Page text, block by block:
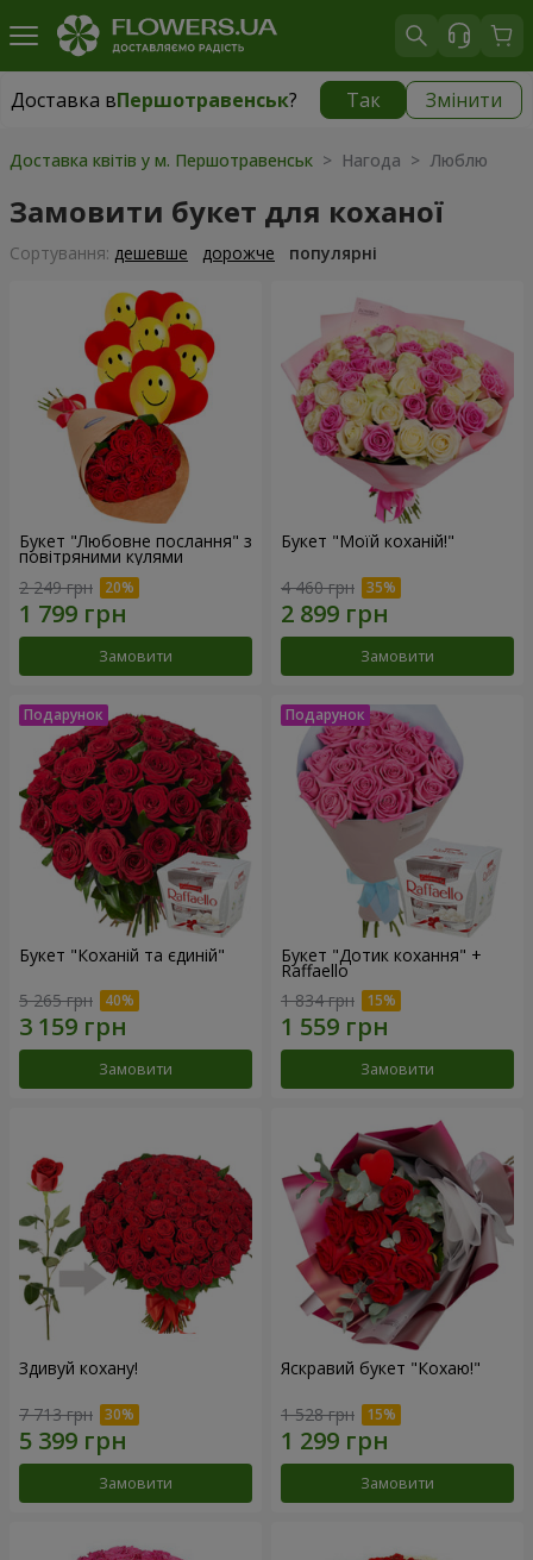
Доставка вПершотравенськ? Так Змінити
Доставка вПершотравенськ|1334 грн
Доставка квітів у м. Першотравенськ > Нагода > Люблю
Замовити букет для коханої
Сортування: дешевше дорожче популярні
Букет "Любовне послання" з
повітряними кулями
2 249 грн
Замовити
Букет "Моїй коханій!"
4 460 грн
Замовити
Букет "Коханій та єдиній"
5 265 грн
Замовити
Букет "Дотик кохання" +
Raffaello
1 834 грн
Замовити
Здивуй кохану!
7 713 грн
Замовити
Яскравий букет "Кохаю!"
1 528 грн
Замовити